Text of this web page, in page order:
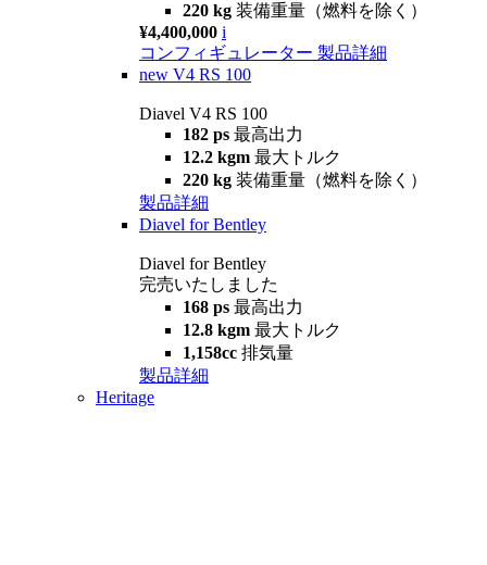
220 kg 装備重量（燃料を除く）
¥4,400,000 i
コンフィギュレーター 製品詳細
new V4 RS 100
Diavel V4 RS 100
182 ps 最高出力
12.2 kgm 最大トルク
220 kg 装備重量（燃料を除く）
製品詳細
Diavel for Bentley
Diavel for Bentley
完売いたしました
168 ps 最高出力
12.8 kgm 最大トルク
1,158cc 排気量
製品詳細
Heritage